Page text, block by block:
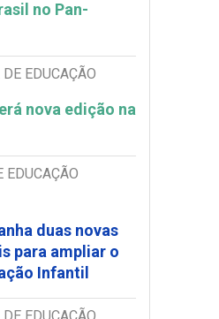
no Pan-
EDUCAÇÃO
nova edição na
EDUCAÇÃO
duas novas
para ampliar o
Infantil